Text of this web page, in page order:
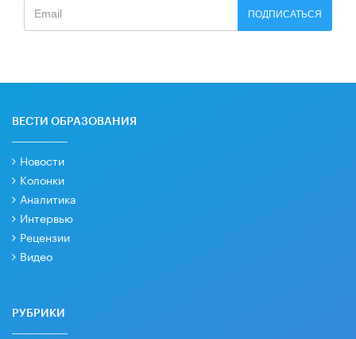
ПОДПИСАТЬСЯ
ВЕСТИ ОБРАЗОВАНИЯ
Новости
Колонки
Аналитика
Интервью
Рецензии
Видео
РУБРИКИ